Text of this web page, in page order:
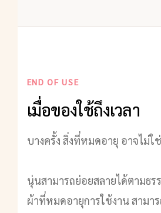
END OF USE
เมื่อของใช้ถึงเวลา
บางครั้ง สิ่งที่หมดอายุ อาจไม่ใ
นุ่นสามารถย่อยสลายได้ตามธ
ผ้าที่หมดอายุการใช้งาน สามา